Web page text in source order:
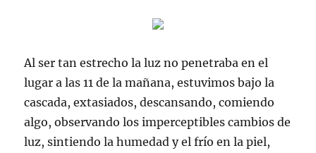
Al ser tan estrecho la luz no penetraba en el
lugar a las 11 de la mañana, estuvimos bajo la
cascada, extasiados, descansando, comiendo
algo, observando los imperceptibles cambios de
luz, sintiendo la humedad y el frío en la piel,